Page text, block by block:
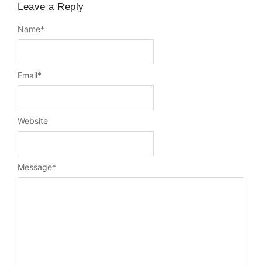
Leave a Reply
Message*
Name*
Email*
Website